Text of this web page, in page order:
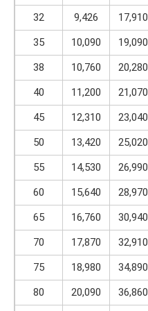
32
9,426 17,910
35
10,090 19,090
38
10,760 20,280
40
11,200 21,070
45
12,310 23,040
50
13,420 25,020
55
14,530 26,990
60
15,640 28,970
65
16,760 30,940
70
17,870 32,910
75
18,980 34,890
80
20,090 36,860